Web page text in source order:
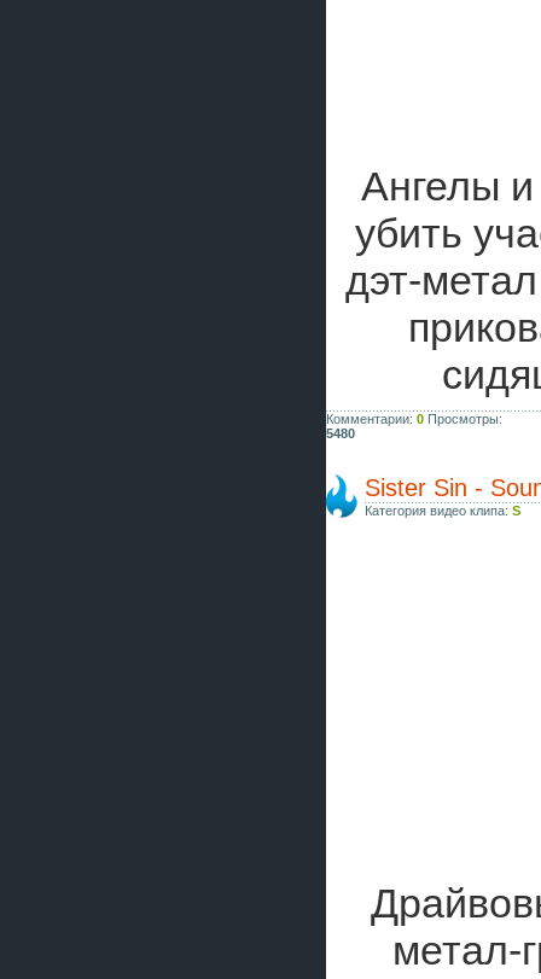
Ангелы
убить
дэт-
Комментарии: 0 Просмотры:
5480
Sister Sin -
Категория видео клипа: S
метал-